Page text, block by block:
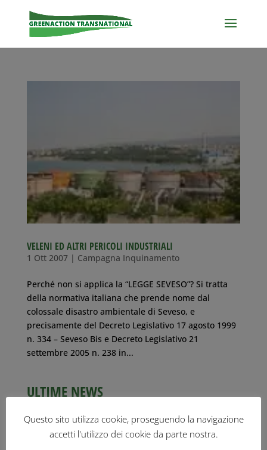
VELENI ED ALTRI PERICOLI INDUSTRIALI
1 Ott 2007| Campagna Inquinamento
Perché non si applica la “LEGGE SEVESO”? Si tratta
della normativa italiana che prende nome dal
colossale disastro ambientale di Seveso, e
precisamente del Decreto Legislativo 17 agosto 1999
n. 334 – Seveso Bis e Decreto Legislativo 21
settembre 2005 n. 238 in...
ULTIME NEWS
26 Ottobre 2023
Il libro-inchiesta “Tracce di legalità” di Roberto
Questo sito utilizza cookie, proseguendo la navigazione
accetti l'utilizzo dei cookie da parte nostra.